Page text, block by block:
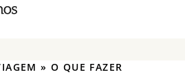
»O QUE FAZER